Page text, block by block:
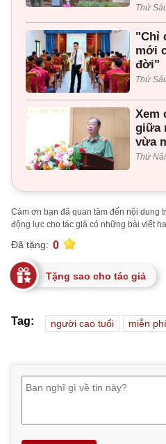
Thứ
"Chỉ
mới
đời"
Thứ
Xem
giữa
vừa
Thứ
Cảm ơn bạn đã quan tâm đến nội dung
động lực cho tác giả có những bài viết
Đã tặng: 0
Tặng sao cho tác giả
Tag: người cao tuổi miễn phí